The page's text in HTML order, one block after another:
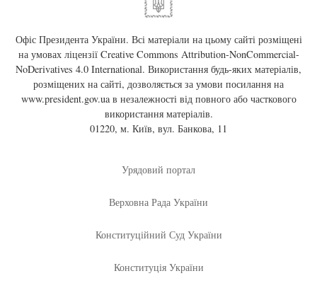
Офіс Президента України. Всі матеріали на цьому сайті розміщені
на умовах ліцензії Creative Commons Attribution-NonCommercial-
NoDerivatives 4.0 International. Використання будь-яких матеріалів,
розміщених на сайті, дозволяється за умови посилання на
www.president.gov.uaв незалежності від повного або часткового
використання матеріалів.
01220, м. Київ, вул. Банкова, 11
Урядовий портал
Верховна Рада України
Конституційний Суд України
Конституція України